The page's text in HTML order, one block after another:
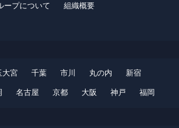
ープについて 組織概要
大宮 千葉 市川 丸の内 新宿
名古屋 京都 大阪 神戸 福岡